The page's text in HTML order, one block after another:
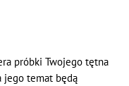
próbki Twojego tętna
jego temat będą